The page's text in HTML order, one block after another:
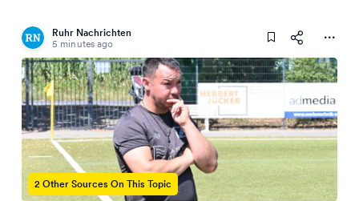
Ruhr Nachrichten
5 minutes ago
2 Other Sources On This Topic